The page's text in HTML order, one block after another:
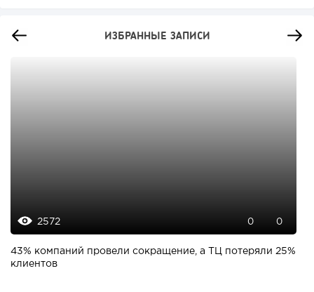
ИЗБРАННЫЕ ЗАПИСИ
2572 0 0
43% компаний провели сокращение, а ТЦ потеряли 25%
клиентов